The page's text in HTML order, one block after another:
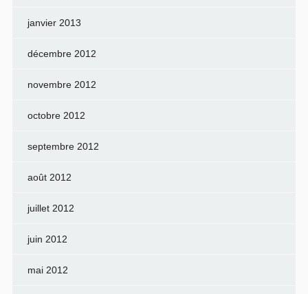
janvier 2013
décembre 2012
novembre 2012
octobre 2012
septembre 2012
août 2012
juillet 2012
juin 2012
mai 2012